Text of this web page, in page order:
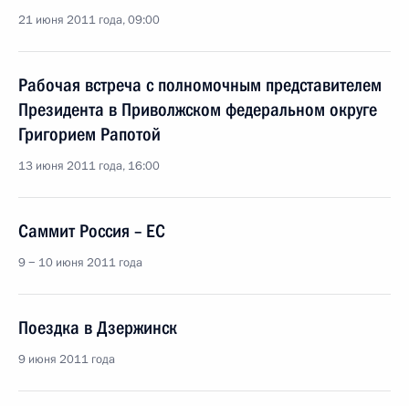
21 июня 2011 года, 09:00
Рабочая встреча с полномочным представителем
Президента в Приволжском федеральном округе
Григорием Рапотой
13 июня 2011 года, 16:00
Саммит Россия – ЕC
9 − 10 июня 2011 года
Поездка в Дзержинск
9 июня 2011 года